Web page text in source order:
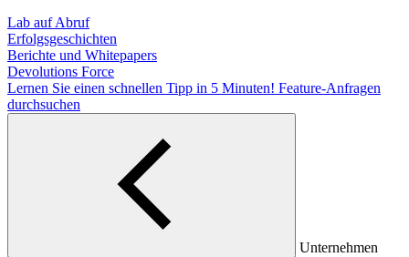
Lab auf Abruf
Erfolgsgeschichten
Berichte und Whitepapers
Devolutions Force
Lernen Sie einen schnellen Tipp in 5 Minuten! Feature-Anfragen
durchsuchen
Unternehmen